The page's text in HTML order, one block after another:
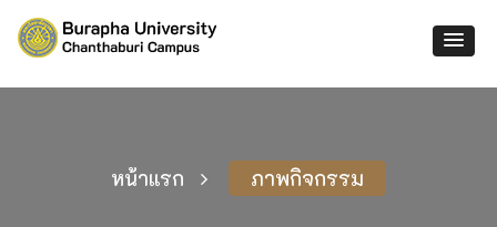
หน้าแรก ภาพกิจกรรม